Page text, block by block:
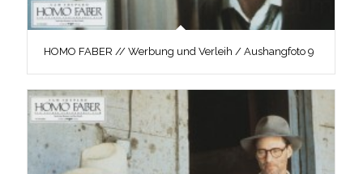
HOMO FABER // Werbung und Verleih / Aushangfoto 9